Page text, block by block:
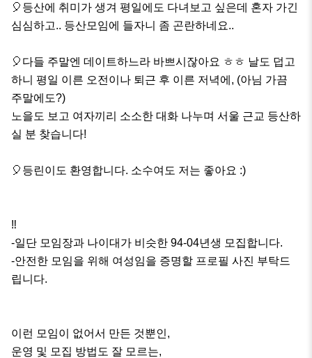
🎈등산에 취미가 생겨 평일에도 다녀보고 싶은데 혼자 가긴
심심하고.. 등산모임에 들자니 좀 곤란하네요..
🎈다들 주말엔 데이트하느라 바쁘시잖아요 ㅎㅎ 날도 덥고
하니 평일 이른 오전이나 퇴근 후 이른 저녁에, (아님 가끔
주말에도?)
노을도 보고 여자끼리 소소한 대화 나누며 서울 근교 등산하
실 분 찾습니다!
🎈등린이도 환영합니다. 소수여도 저는 좋아요 :)
‼️
-일단 모임장과 나이대가 비슷한 94-04년생 모집합니다.
-안전한 모임을 위해 여성임을 증명할 프로필 사진 부탁드
립니다.
이런 모임이 없어서 만든 것뿐인,
운영 및 모집 방법도 잘 모르는,